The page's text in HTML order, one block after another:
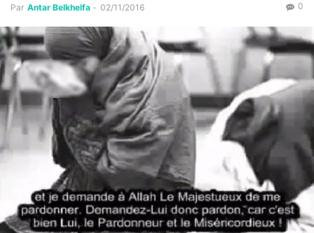
Par Antar Belkhelfa - 02/11/2016 0